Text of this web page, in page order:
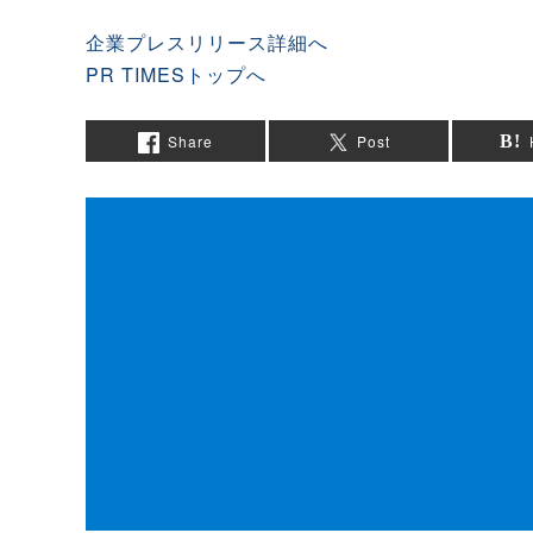
企業プレスリリース詳細へ
PR TIMESトップへ
Share Post